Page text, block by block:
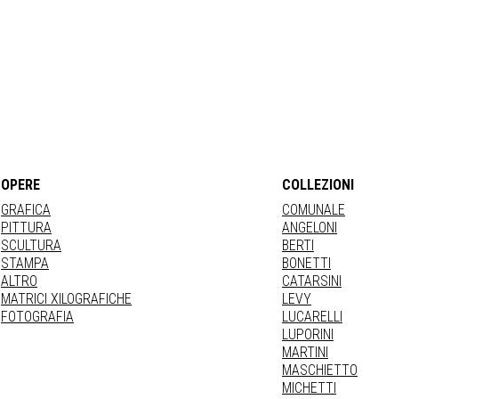
OPERE
GRAFICA
PITTURA
SCULTURA
STAMPA
ALTRO
MATRICI XILOGRAFICHE
FOTOGRAFIA
COLLEZIONI
COMUNALE
ANGELONI
BERTI
BONETTI
CATARSINI
LEVY
LUCARELLI
LUPORINI
MARTINI
MASCHIETTO
MICHETTI